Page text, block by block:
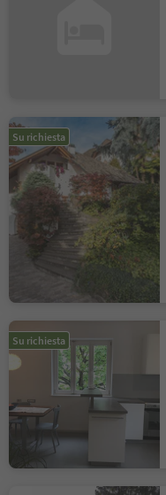
Su richiesta
Su richiesta